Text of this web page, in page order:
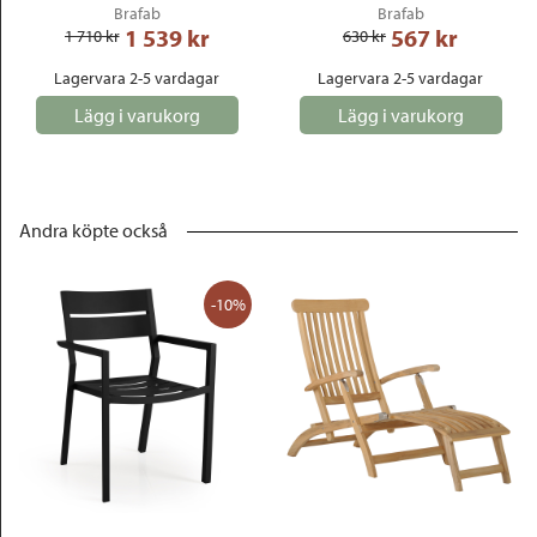
Brafab
1 710 kr 1 539 kr
Lagervara 2-5 vardagar
Lägg i varukorg
Brafab
630 kr 567 kr
Lagervara 2-5 vardagar
Lägg i varukorg
Andra köpte också
-10%